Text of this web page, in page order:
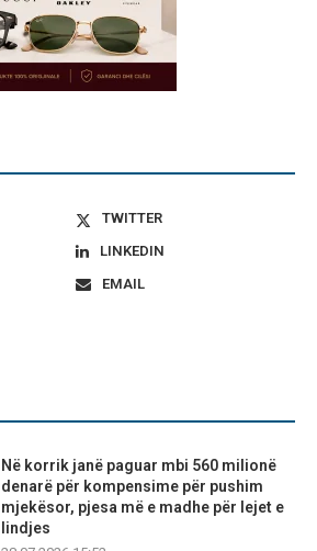
TWITTER
LINKEDIN
EMAIL
Në korrik janë paguar mbi 560 milionë
denarë për kompensime për pushim
mjekësor, pjesa më e madhe për lejet e
lindjes